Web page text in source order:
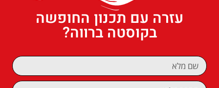
עזרה עם תכנון החופשה
בקוסטה ברווה?